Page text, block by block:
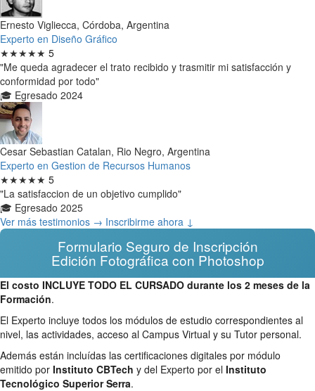
Ernesto Vigliecca, Córdoba, Argentina
Experto en Diseño Gráfico
★★★★★ 5
"Me queda agradecer el trato recibido y trasmitir mi satisfacción y
conformidad por todo"
🎓 Egresado 2024
Cesar Sebastian Catalan, Rio Negro, Argentina
Experto en Gestion de Recursos Humanos
★★★★★ 5
"La satisfaccion de un objetivo cumplido"
🎓 Egresado 2025
Ver más testimonios → Inscribirme ahora ↓
Formulario Seguro de Inscripción
Edición Fotográfica con Photoshop
El costo INCLUYE TODO EL CURSADO durante los 2 meses de la
Formación.
El Experto incluye todos los módulos de estudio correspondientes al
nivel, las actividades, acceso al Campus Virtual y su Tutor personal.
Además están incluídas las certificaciones digitales por módulo
emitido por Instituto CBTech y del Experto por el Instituto
Tecnológico Superior Serra.